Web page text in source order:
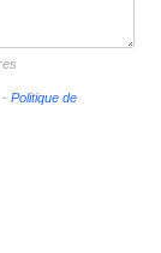
- Politique de